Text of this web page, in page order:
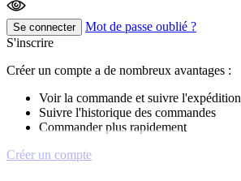
Se connecter
Mot de passe oublié ?
S'inscrire
Créer un compte a de nombreux avantages :
Voir la commande et suivre l'expédition
Suivre l'historique des commandes
Commander plus rapidement
Créer un compte